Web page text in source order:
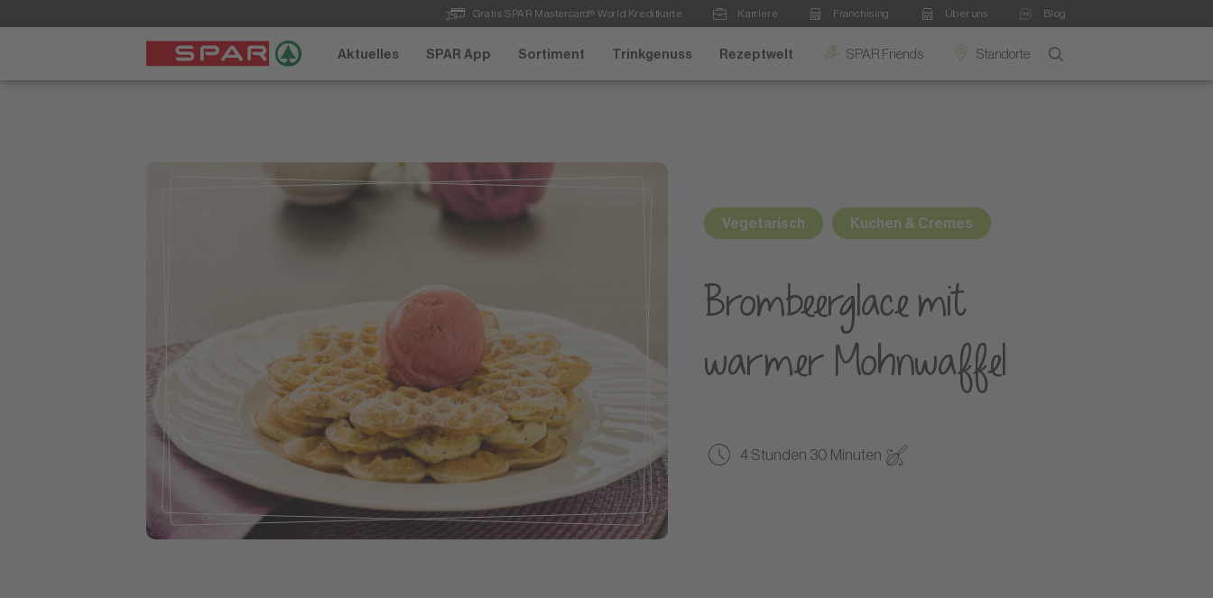
Gratis SPAR Mastercard® World Kreditkarte Karriere Franchising Über uns Blog
Aktuelles SPAR App Sortiment Trinkgenuss Rezeptwelt SPAR Friends Standorte
Vegetarisch Kuchen & Cremes
Brombeerglace mit
warmer Mohnwaffel
4 Stunden 30 Minuten